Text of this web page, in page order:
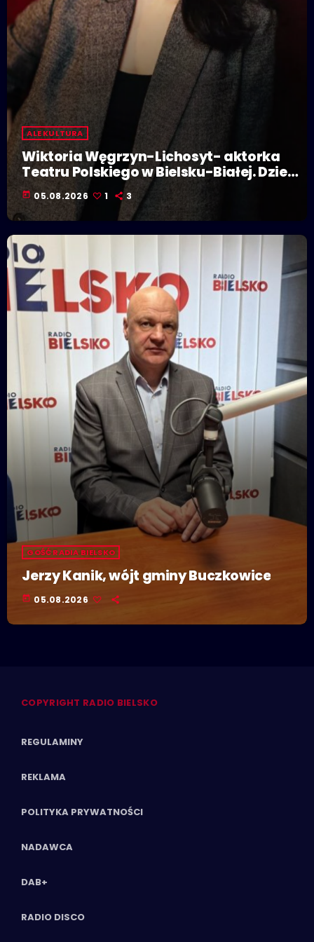
ALE KULTURA
Wiktoria Węgrzyn-Lichosyt- aktorka
Teatru Polskiego w Bielsku-Białej. Dzieje
się w Polskiej Stolicy Kultury!
today 05.08.2026 1 3
GOŚĆ RADIA BIELSKO
Jerzy Kanik, wójt gminy Buczkowice
today 05.08.2026
COPYRIGHT RADIO BIELSKO
REGULAMINY
REKLAMA
POLITYKA PRYWATNOŚCI
NADAWCA
DAB+
RADIO DISCO